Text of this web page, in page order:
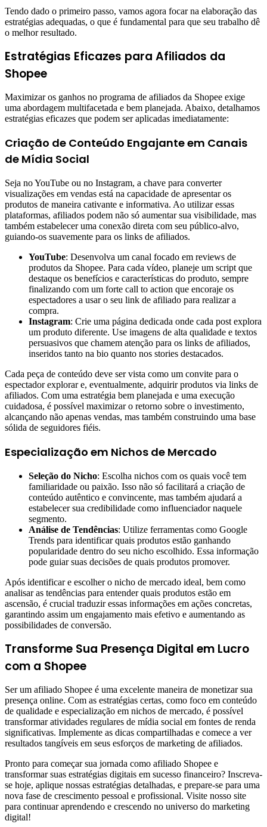
Tendo dado o primeiro passo, vamos agora focar na elaboração das
estratégias adequadas, o que é fundamental para que seu trabalho dê
o melhor resultado.
Estratégias Eficazes para Afiliados da
Shopee
Maximizar os ganhos no programa de afiliados da Shopee exige
uma abordagem multifacetada e bem planejada. Abaixo, detalhamos
estratégias eficazes que podem ser aplicadas imediatamente:
Criação de Conteúdo Engajante em Canais
de Mídia Social
Seja no YouTube ou no Instagram, a chave para converter
visualizações em vendas está na capacidade de apresentar os
produtos de maneira cativante e informativa. Ao utilizar essas
plataformas, afiliados podem não só aumentar sua visibilidade, mas
também estabelecer uma conexão direta com seu público-alvo,
guiando-os suavemente para os links de afiliados.
YouTube: Desenvolva um canal focado em reviews de
produtos da Shopee. Para cada vídeo, planeje um script que
destaque os benefícios e características do produto, sempre
finalizando com um forte call to action que encoraje os
espectadores a usar o seu link de afiliado para realizar a
compra.
Instagram: Crie uma página dedicada onde cada post explora
um produto diferente. Use imagens de alta qualidade e textos
persuasivos que chamem atenção para os links de afiliados,
inseridos tanto na bio quanto nos stories destacados.
Cada peça de conteúdo deve ser vista como um convite para o
espectador explorar e, eventualmente, adquirir produtos via links de
afiliados. Com uma estratégia bem planejada e uma execução
cuidadosa, é possível maximizar o retorno sobre o investimento,
alcançando não apenas vendas, mas também construindo uma base
sólida de seguidores fiéis.
Especialização em Nichos de Mercado
Seleção do Nicho: Escolha nichos com os quais você tem
familiaridade ou paixão. Isso não só facilitará a criação de
conteúdo autêntico e convincente, mas também ajudará a
estabelecer sua credibilidade como influenciador naquele
segmento.
Análise de Tendências: Utilize ferramentas como Google
Trends para identificar quais produtos estão ganhando
popularidade dentro do seu nicho escolhido. Essa informação
pode guiar suas decisões de quais produtos promover.
Após identificar e escolher o nicho de mercado ideal, bem como
analisar as tendências para entender quais produtos estão em
ascensão, é crucial traduzir essas informações em ações concretas,
garantindo assim um engajamento mais efetivo e aumentando as
possibilidades de conversão.
Transforme Sua Presença Digital em Lucro
com a Shopee
Ser um afiliado Shopee é uma excelente maneira de monetizar sua
presença online. Com as estratégias certas, como foco em conteúdo
de qualidade e especialização em nichos de mercado, é possível
transformar atividades regulares de mídia social em fontes de renda
significativas. Implemente as dicas compartilhadas e comece a ver
resultados tangíveis em seus esforços de marketing de afiliados.
Pronto para começar sua jornada como afiliado Shopee e
transformar suas estratégias digitais em sucesso financeiro? Inscreva-
se hoje, aplique nossas estratégias detalhadas, e prepare-se para uma
nova fase de crescimento pessoal e profissional. Visite nosso site
para continuar aprendendo e crescendo no universo do marketing
digital!